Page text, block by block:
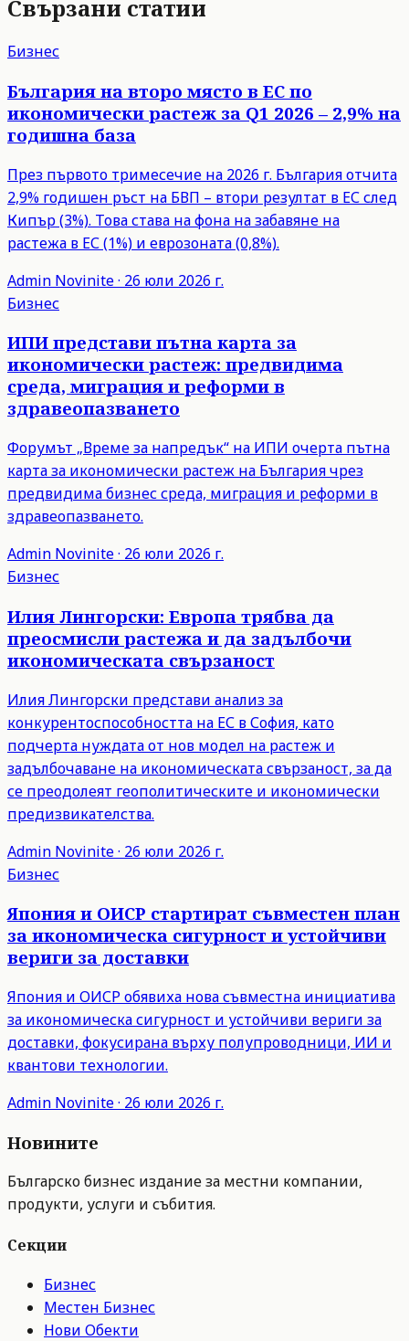
Свързани статии
Бизнес
България на второ място в ЕС по
икономически растеж за Q1 2026 – 2,9% на
годишна база
През първото тримесечие на 2026 г. България отчита
2,9% годишен ръст на БВП – втори резултат в ЕС след
Кипър (3%). Това става на фона на забавяне на
растежа в ЕС (1%) и еврозоната (0,8%).
Admin Novinite· 26 юли 2026 г.
Бизнес
ИПИ представи пътна карта за
икономически растеж: предвидима
среда, миграция и реформи в
здравеопазването
Форумът „Време за напредък“ на ИПИ очерта пътна
карта за икономически растеж на България чрез
предвидима бизнес среда, миграция и реформи в
здравеопазването.
Admin Novinite· 26 юли 2026 г.
Бизнес
Илия Лингорски: Европа трябва да
преосмисли растежа и да задълбочи
икономическата свързаност
Илия Лингорски представи анализ за
конкурентоспособността на ЕС в София, като
подчерта нуждата от нов модел на растеж и
задълбочаване на икономическата свързаност, за да
се преодолеят геополитическите и икономически
предизвикателства.
Admin Novinite· 26 юли 2026 г.
Бизнес
Япония и ОИСР стартират съвместен план
за икономическа сигурност и устойчиви
вериги за доставки
Япония и ОИСР обявиха нова съвместна инициатива
за икономическа сигурност и устойчиви вериги за
доставки, фокусирана върху полупроводници, ИИ и
квантови технологии.
Admin Novinite· 26 юли 2026 г.
Новините
Българско бизнес издание за местни компании,
продукти, услуги и събития.
Секции
Бизнес
Местен Бизнес
Нови Обекти